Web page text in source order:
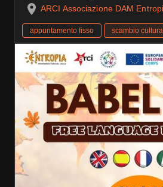
ARCI Associazione DAM
appuntamento fisso scambio